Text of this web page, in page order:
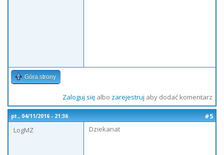
Góra strony
Zaloguj sięalbo zarejestruj aby dodać komentarz
pt., 04/11/2016 - 21:36
#5
LogMZ
Dziekanat